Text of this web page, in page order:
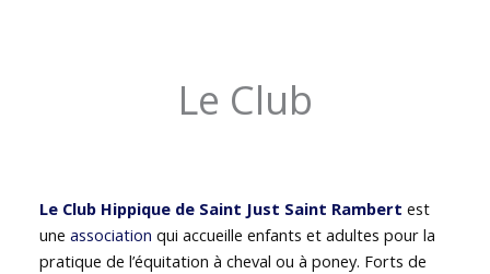
Le Club
Le Club Hippique de Saint Just Saint Rambert est
uneassociation qui accueille enfants et adultes pour la
pratique de l’équitation à cheval ou à poney. Forts de